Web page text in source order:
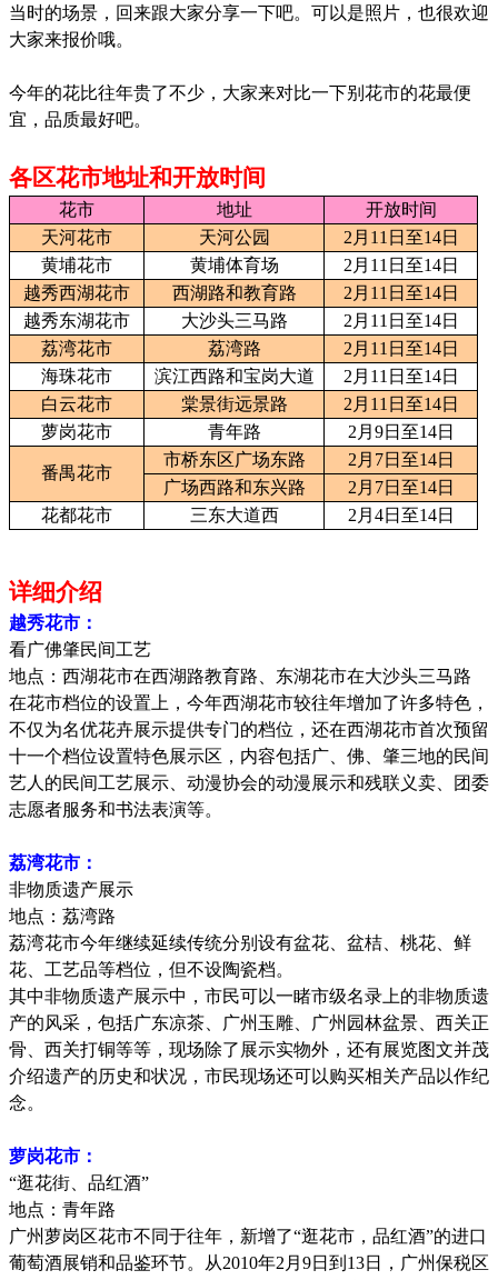
当时的场景，回来跟大家分享一下吧。可以是照片，也很欢迎
大家来报价哦。
今年的花比往年贵了不少，大家来对比一下别花市的花最便
宜，品质最好吧。
各区花市地址和开放时间
花市 地址
开放时间
天河花市
天河公园 2 月 11 日 至14日
黄埔花市
黄埔体育场 2 月 11 日 至14日
越秀西湖花市
西湖路和教育路 2 月 11 日 至14日
越秀东湖花市
大沙头三马路 2 月 11 日 至14日
荔湾花市
荔湾路 2 月 11 日 至14日
海珠花市
滨江西路和宝岗大道 2 月 11 日 至14日
白云花市
棠景街远景路 2 月 11 日 至14日
萝岗花市
青年路 2 月 9日 至14日
番禺花市
市桥东区广场东路 2 月 7日 至14日
广场西路和东兴路
2 月 7日 至14日
花都花市
三东大道西 2 月 4日 至14日
详细介绍
越秀花市：
看广佛肇民间工艺
地点：西湖花市在西湖路教育路、东湖花市在大沙头三马路
在花市档位的设置上，今年西湖花市较往年增加了许多特色，
不仅为名优花卉展示提供专门的档位，还在西湖花市首次预留
十一个档位设置特色展示区，内容包括广、佛、肇三地的民间
艺人的民间工艺展示、动漫协会的动漫展示和残联义卖、团委
志愿者服务和书法表演等。
荔湾花市：
非物质遗产展示
地点：荔湾路
荔湾花市今年继续延续传统分别设有盆花、盆桔、桃花、鲜
花、工艺品等档位，但不设陶瓷档。
其中非物质遗产展示中，市民可以一睹市级名录上的非物质遗
产的风采，包括广东凉茶、广州玉雕、广州园林盆景、西关正
骨、西关打铜等等，现场除了展示实物外，还有展览图文并茂
介绍遗产的历史和状况，市民现场还可以购买相关产品以作纪
念。
萝岗花市：
“逛花街、品红酒”
地点：青年路
广州萝岗区花市不同于往年，新增了“逛花市，品红酒”的进口
葡萄酒展销和品鉴环节。从2010年2 月 9日到 13日，广州保税区